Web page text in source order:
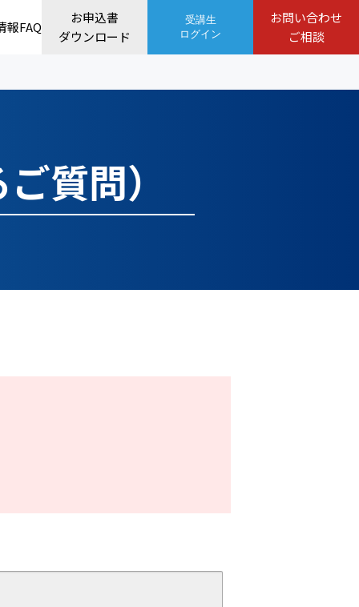
報FAQ
お申込書
ダウンロード
受講生
ログイン
お問い合わせ
ご相談
質問）